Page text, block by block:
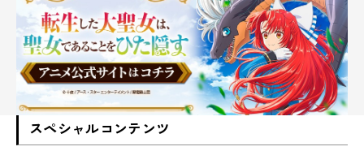
スペシャルコンテンツ